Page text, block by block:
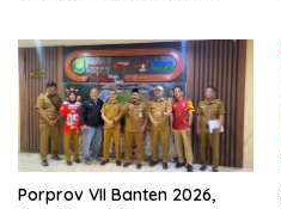
Porprov VII Banten 2026,